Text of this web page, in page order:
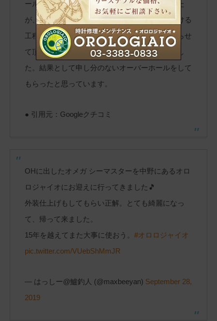
ール後は配送ということで少し不安はありました
が、見積もりからオーバーホール及び配送における
工程まで、メールでのコミュニケーションを取らせ
て頂くたびに丁寧な対応で不安は薄れていきまし
た。結果として申し分のないオーバーホールをして
もらったと思っています。
● 引用元：Googleクチコミ
OHに出したオメガ シーマスターを中野にあるオロ
ロジャイオにお迎えに行ってきました🎵
外装仕上げもしてもらい正解。とても綺麗になっ
て、帰って来ました。
15年を越えてまた大事に使おう。 #オロロジャイオ
pic.twitter.com/VUebShMmJR
— はっしー@鱸釣人 (@maxbeeyan) September 28,
2019